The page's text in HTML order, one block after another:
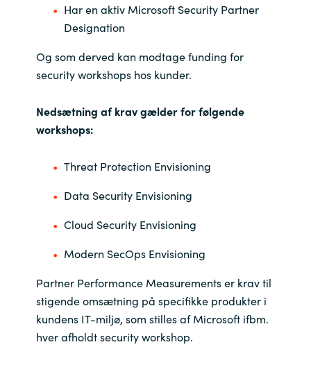
Latvia
Malaysia
Middle East
Oman
Philippines
Poland
Portugal
Har en aktiv Microsoft Security Partner
Designation
Og som derved kan modtage funding for
security workshops hos kunder.
Nedsætning af krav gælder for følgende
workshops:
Threat Protection Envisioning
Data Security Envisioning
Cloud Security Envisioning
Modern SecOps Envisioning
Partner Performance Measurements er krav til
stigende omsætning på specifikke produkter i
kundens IT-miljø, som stilles af Microsoft ifbm.
hver afholdt security workshop.